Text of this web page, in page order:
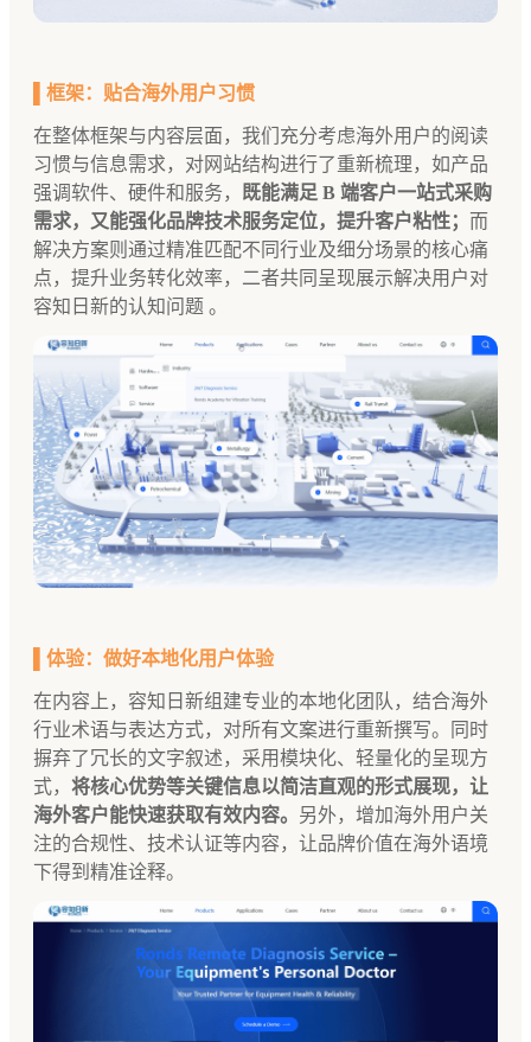
▌框架：贴合海外用户习惯
在整体框架与内容层面，我们充分考虑海外用户的阅读
习惯与信息需求，对网站结构进行了重新梳理，如产品
强调软件、硬件和服务，
既能满足 B 端客户一站式采购
需求，又能强化品牌技术服务定位，提升客户粘性； 而
解决方案则通过精准匹配不同行业及细分场景的核心痛
点，提升业务转化效率，二者共同呈现展示解决用户对
容知日新的认知问题 。
▌体验：做好本地化用户体验
在内容上，容知日新组建专业的本地化团队，结合海外
行业术语与表达方式，对所有文案进行重新撰写。同时
摒弃了冗长的文字叙述，采用模块化、轻量化的呈现方
式， 将核心优势等关键信息以简洁直观的形式展现，让
海外客户能快速获取有效内容。 另外，增加海外用户关
注的合规性、技术认证等内容，让品牌价值在海外语境
下得到精准诠释。